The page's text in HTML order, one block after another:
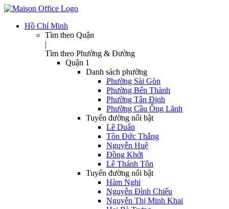
Hồ Chí Minh
Tìm theo Quận
|
Tìm theo Phường & Đường
Quận 1
Danh sách phường
Phường Sài Gòn
Phường Bến Thành
Phường Tân Định
Phường Cầu Ông Lãnh
Tuyến đường nổi bật
Lê Duẩn
Tôn Đức Thắng
Nguyễn Huệ
Đồng Khởi
Lê Thánh Tôn
Tuyến đường nổi bật
Hàm Nghi
Nguyễn Đình Chiểu
Nguyễn Thị Minh Khai